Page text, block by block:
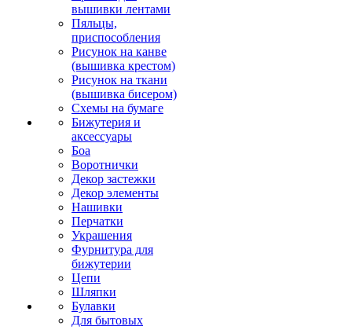
вышивки лентами
Пяльцы,
приспособления
Рисунок на канве
(вышивка крестом)
Рисунок на ткани
(вышивка бисером)
Схемы на бумаге
Бижутерия и
аксессуары
Боа
Воротнички
Декор застежки
Декор элементы
Нашивки
Перчатки
Украшения
Фурнитура для
бижутерии
Цепи
Шляпки
Булавки
Для бытовых